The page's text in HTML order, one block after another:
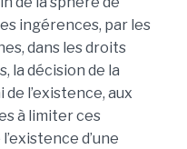
ingérences, par les
dans les droits
la décision de la
l’existence, aux
à limiter ces
d’une